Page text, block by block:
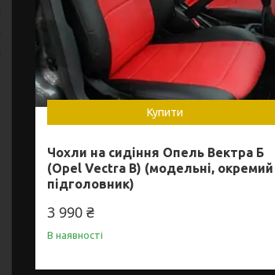
Купити
Чохли на сидіння Опель Вектра Б
(Opel Vectra B) (модельні, окремий
підголовник)
3 990 ₴
В наявності